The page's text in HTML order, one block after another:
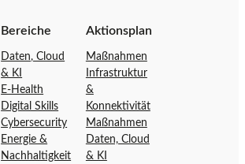
Bereiche
Daten, Cloud
& KI
E-Health
Digital Skills
Cybersecurity
Energie &
Nachhaltigkeit
Aktionsplan
Maßnahmen
Infrastruktur
&
Konnektivität
Maßnahmen
Daten, Cloud
& KI